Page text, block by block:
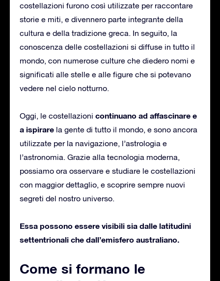
costellazioni furono così utilizzate per raccontare
storie e miti, e divennero parte integrante della
cultura e della tradizione greca. In seguito, la
conoscenza delle costellazioni si diffuse in tutto il
mondo, con numerose culture che diedero nomi e
significati alle stelle e alle figure che si potevano
vedere nel cielo notturno.
Oggi, le costellazioni continuano ad affascinare e
a ispirare la gente di tutto il mondo, e sono ancora
utilizzate per la navigazione, l’astrologia e
l’astronomia. Grazie alla tecnologia moderna,
possiamo ora osservare e studiare le costellazioni
con maggior dettaglio, e scoprire sempre nuovi
segreti del nostro universo.
Essa possono essere visibili sia dalle latitudini
settentrionali che dall’emisfero australiano.
Come si formano le